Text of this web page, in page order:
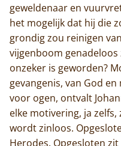
geweldenaar en
het mogelijk dat hij die
grondig zou reinigen
vijgenboom
onzeker is geworden?
gevangenis, van God
voor ogen, ontvalt
elke motivering, ja
wordt zinloos.
Herodes. Opgesloten